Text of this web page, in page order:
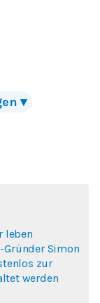
▾
leben
Gründer Simon
zur
werden